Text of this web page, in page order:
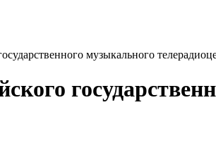
музыкального